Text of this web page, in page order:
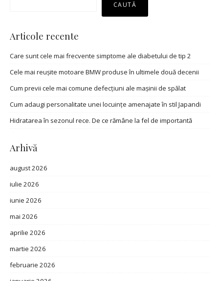
CAUTĂ
Articole recente
Care sunt cele mai frecvente simptome ale diabetului de tip 2
Cele mai reușite motoare BMW produse în ultimele două decenii
Cum previi cele mai comune defecțiuni ale mașinii de spălat
Cum adaugi personalitate unei locuințe amenajate în stil Japandi
Hidratarea în sezonul rece. De ce rămâne la fel de importantă
Arhivă
august 2026
iulie 2026
iunie 2026
mai 2026
aprilie 2026
martie 2026
februarie 2026